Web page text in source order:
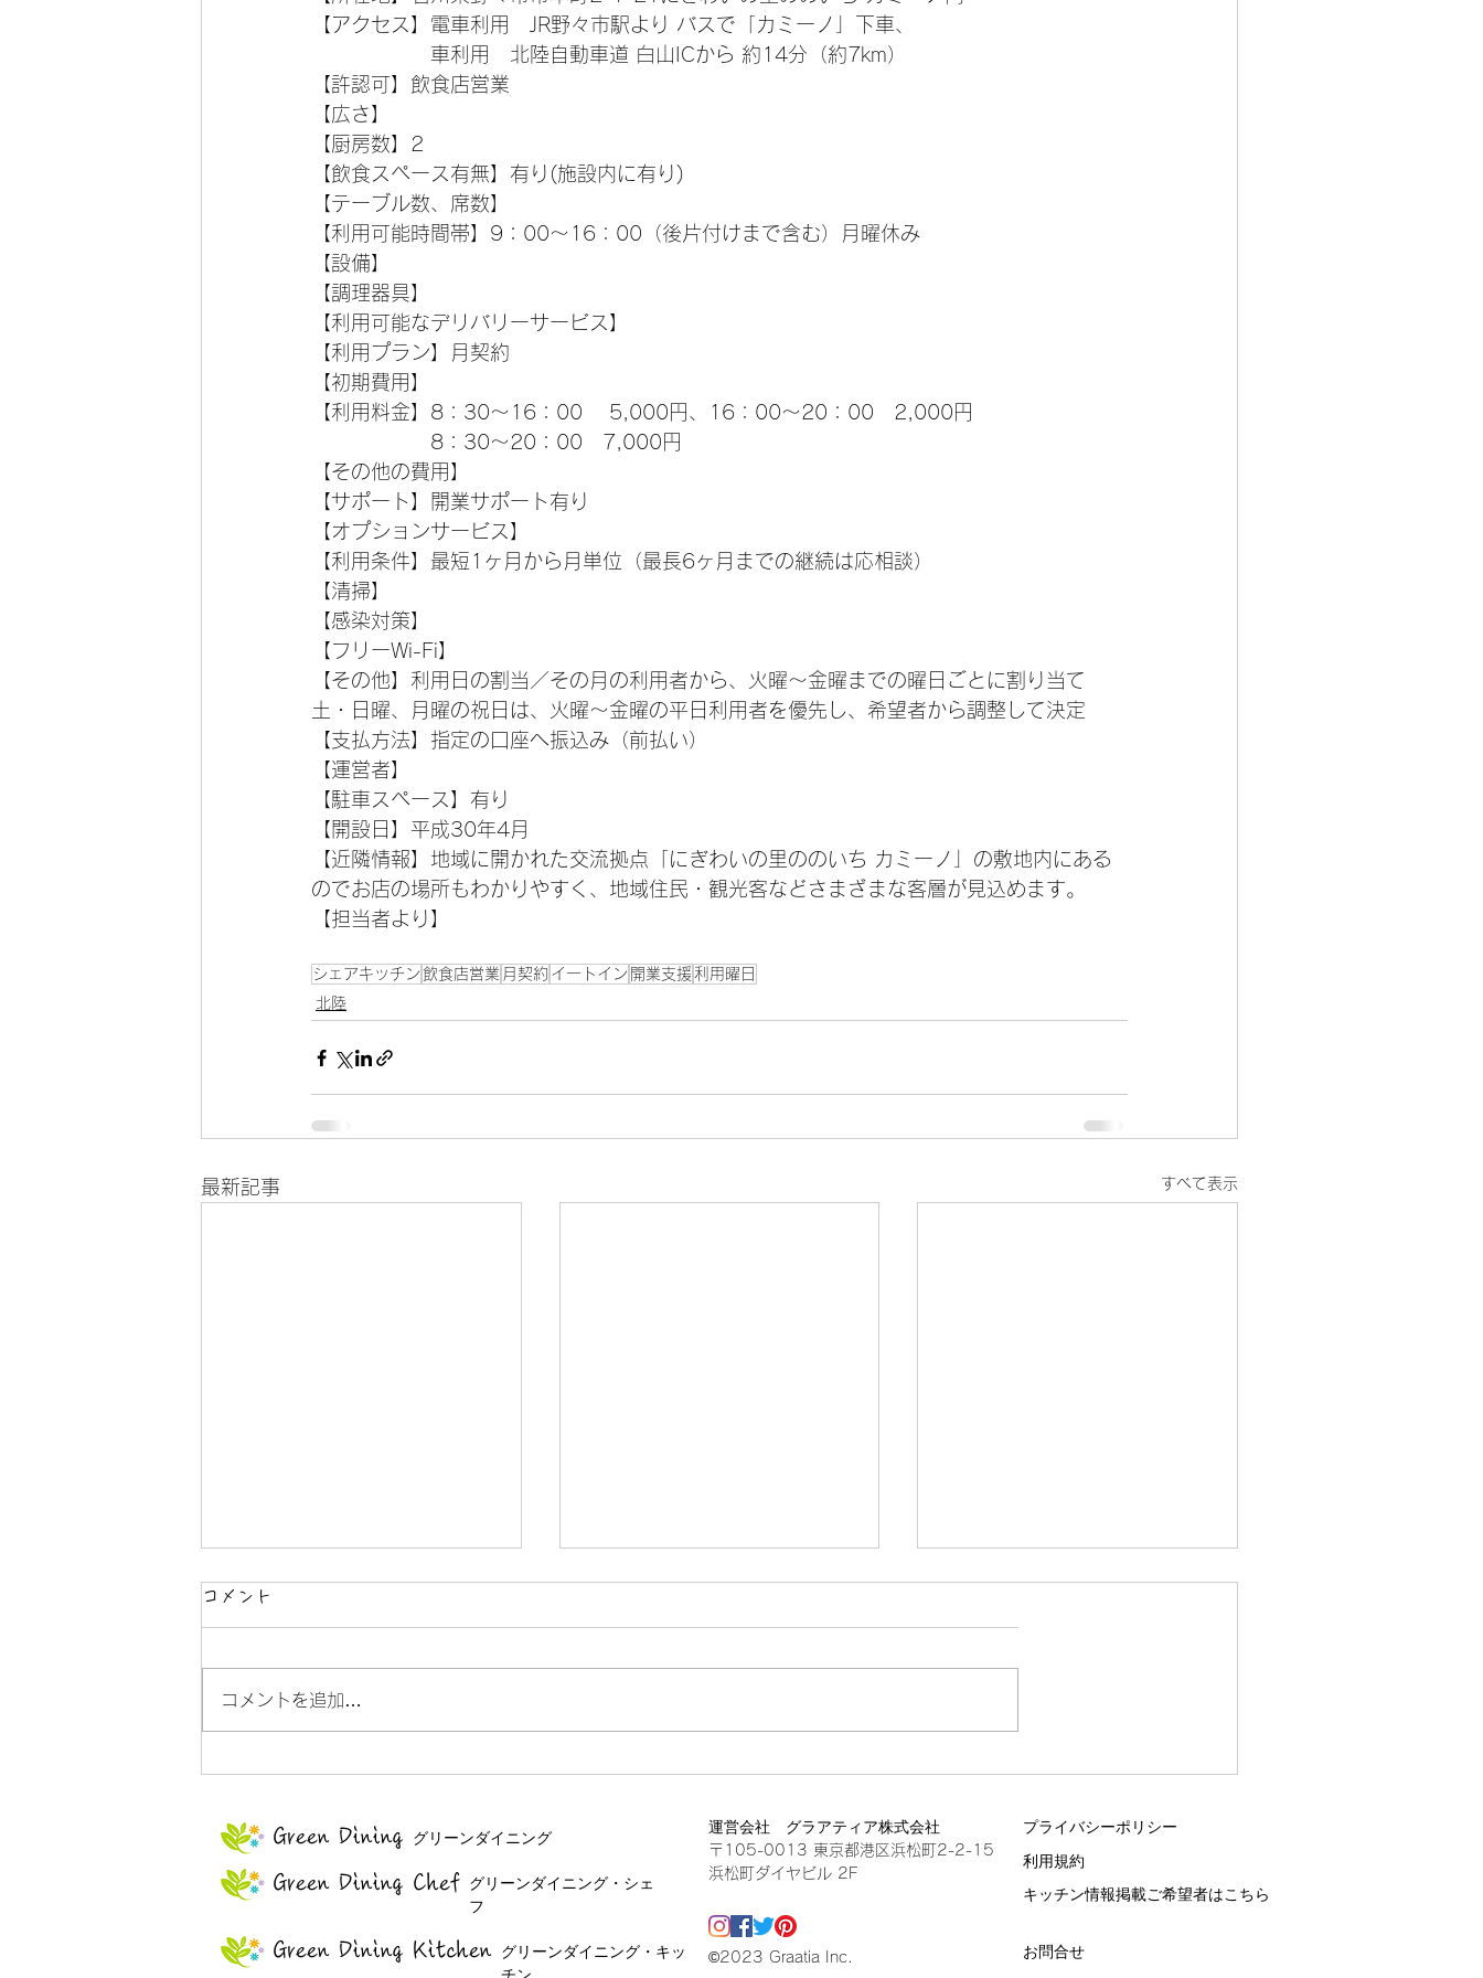
【アクセス】電車利用　JR野々市駅より バスで「カミーノ」下車、
車利用　北陸自動車道 白山ICから 約14分（約7km）
【許認可】飲食店営業
【広さ】
【厨房数】2
【飲食スペース有無】有り(施設内に有り)
【テーブル数、席数】
【利用可能時間帯】9：00～16：00（後片付けまで含む）月曜休み
【設備】
【調理器具】
【利用可能なデリバリーサービス】
【利用プラン】月契約
【初期費用】
【利用料金】8：30～16：00　 5,000円、16：00～20：00　2,000円
8：30～20：00　7,000円
【その他の費用】
【サポート】開業サポート有り
【オプションサービス】
【利用条件】最短1ヶ月から月単位（最長6ヶ月までの継続は応相談）
【清掃】
【感染対策】
【フリーWi-Fi】
【その他】利用日の割当／その月の利用者から、火曜～金曜までの曜日ごとに割り当て
土・日曜、月曜の祝日は、火曜〜金曜の平日利用者を優先し、希望者から調整して決定
【支払方法】指定の口座へ振込み（前払い）
【運営者】
【駐車スペース】有り
【開設日】平成30年4月
【近隣情報】地域に開かれた交流拠点「にぎわいの里ののいち カミーノ」の敷地内にある
のでお店の場所もわかりやすく、地域住民・観光客などさまざまな客層が見込めます。
【担当者より】
シェアキッチン 飲食店営業 月契約 イートイン 開業支援 利用曜日
北陸
最新記事 すべて表示
ふらっと木曽
コメント
コメントを追加…
Green Dining グリーンダイニング
Green Dining Chef グリーンダイニング・シェ
フ
Green Dining Kitchen グリーンダイニング・キッ
運営会社 グラアティア株式会社
〒105-0013 東京都港区浜松町2-2-15
浜松町ダイヤビル 2F
プライバシーポリシー
利用規約
キッチン情報掲載ご希望者はこちら
©2023 Graatia Inc. お問合せ